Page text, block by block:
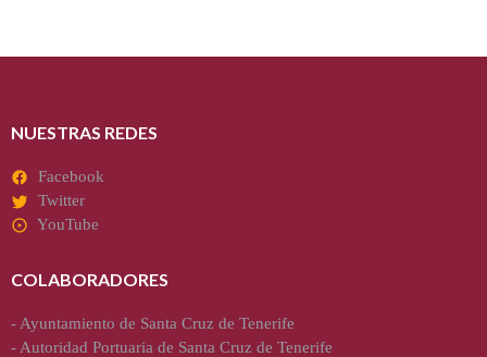
NUESTRAS REDES
Facebook
Twitter
YouTube
COLABORADORES
- Ayuntamiento de Santa Cruz de Tenerife
- Autoridad Portuaria de Santa Cruz de Tenerife